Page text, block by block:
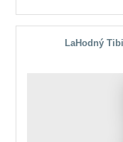
LaHodný